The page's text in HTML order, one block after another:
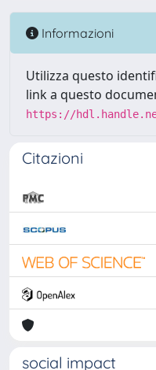
Informazioni
Utilizza questo
link a questo
https://
Citazioni
social impact